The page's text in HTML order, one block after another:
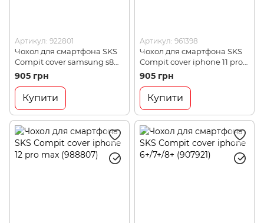
Артикул: 922801
Чохол для смартфона SKS
Compit cover samsung s8
(922801)
905 грн
Купити
Артикул: 961398
Чохол для смартфона SKS
Compit cover iphone 11 pro
(961398)
905 грн
Купити